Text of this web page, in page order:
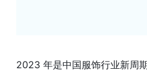
2023 年是中国服饰行业新周